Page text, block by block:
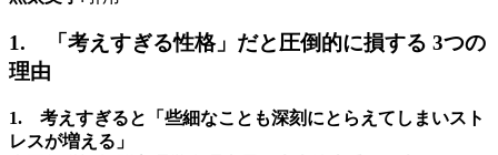
1. 「考えすぎる性格」だと圧倒的に損する 3つの
理由
1. 考えすぎると「些細なことも深刻にとらえてしまいスト
レスが増える」